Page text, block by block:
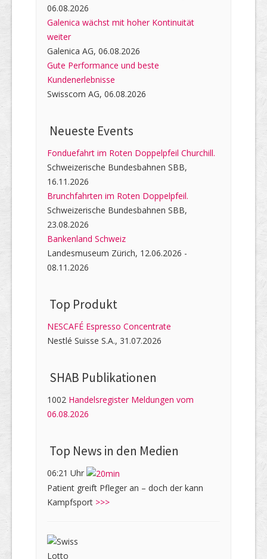
06.08.2026
Galenica wächst mit hoher Kontinuität
weiter
Galenica AG, 06.08.2026
Gute Performance und beste
Kundenerlebnisse
Swisscom AG, 06.08.2026
Neueste Events
Fonduefahrt im Roten Doppelpfeil Churchill.
Schweizerische Bundesbahnen SBB,
16.11.2026
Brunchfahrten im Roten Doppelpfeil.
Schweizerische Bundesbahnen SBB,
23.08.2026
Bankenland Schweiz
Landesmuseum Zürich, 12.06.2026 -
08.11.2026
Top Produkt
NESCAFÉ Espresso Concentrate
Nestlé Suisse S.A., 31.07.2026
SHAB Publi­kati­onen
1002 Handelsregister Meldungen vom
06.08.2026
Top News in den Medien
06:21 Uhr
Patient greift Pfleger an – doch der kann
Kampfsport >>>